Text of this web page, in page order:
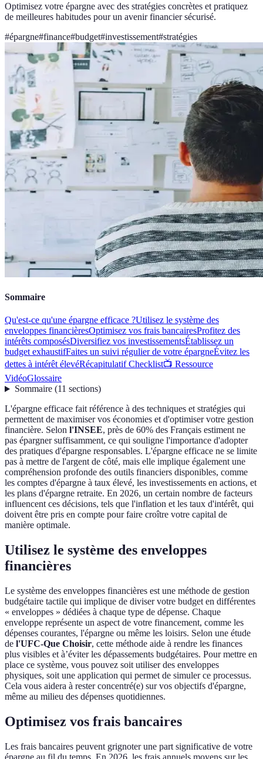
Optimisez votre épargne avec des stratégies concrètes et pratiquez
de meilleures habitudes pour un avenir financier sécurisé.
#épargne#finance#budget#investissement#stratégies
Sommaire
Qu'est-ce qu'une épargne efficace ?Utilisez le système des
enveloppes financièresOptimisez vos frais bancairesProfitez des
intérêts composésDiversifiez vos investissementsÉtablissez un
budget exhaustifFaites un suivi régulier de votre épargneÉvitez les
dettes à intérêt élevéRécapitulatif Checklist📺 Ressource
VidéoGlossaire
Sommaire(11 sections)
L'épargne efficace fait référence à des techniques et stratégies qui
permettent de maximiser vos économies et d'optimiser votre gestion
financière. Selon l'INSEE, près de 60% des Français estiment ne
pas épargner suffisamment, ce qui souligne l'importance d'adopter
des pratiques d'épargne responsables. L'épargne efficace ne se limite
pas à mettre de l'argent de côté, mais elle implique également une
compréhension profonde des outils financiers disponibles, comme
les comptes d'épargne à taux élevé, les investissements en actions, et
les plans d'épargne retraite. En 2026, un certain nombre de facteurs
influencent ces décisions, tels que l'inflation et les taux d'intérêt, qui
doivent être pris en compte pour faire croître votre capital de
manière optimale.
Utilisez le système des enveloppes
financières
Le système des enveloppes financières est une méthode de gestion
budgétaire tactile qui implique de diviser votre budget en différentes
« enveloppes » dédiées à chaque type de dépense. Chaque
enveloppe représente un aspect de votre financement, comme les
dépenses courantes, l'épargne ou même les loisirs. Selon une étude
de l'UFC-Que Choisir, cette méthode aide à rendre les finances
plus visibles et à’éviter les dépassements budgétaires. Pour mettre en
place ce système, vous pouvez soit utiliser des enveloppes
physiques, soit une application qui permet de simuler ce processus.
Cela vous aidera à rester concentré(e) sur vos objectifs d'épargne,
même au milieu des dépenses quotidiennes.
Optimisez vos frais bancaires
Les frais bancaires peuvent grignoter une part significative de votre
épargne au fil du temps. En 2026, les frais annuels moyens sur les